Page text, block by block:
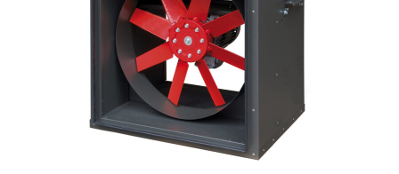
DETAILS